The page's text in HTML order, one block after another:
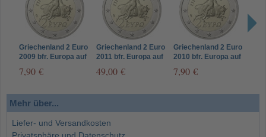
Griechenland 2 Euro
2009 bfr. Europa auf
7,90 €
Griechenland 2 Euro
2011 bfr. Europa auf
49,00 €
Griechenland 2 Euro
2010 bfr. Europa auf
7,90 €
Mehr über...
Liefer- und Versandkosten